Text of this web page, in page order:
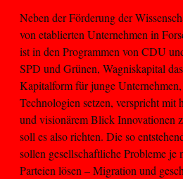
Neben der Förderung der
von etablierten Unternehmen in
ist in den Programmen von CDU
SPD und Grünen, Wagniskapital
Kapitalform für junge
Technologien setzen, verspricht mit
und visionärem Blick Innovationen
soll es also richten. Die so
sollen gesellschaftliche Probleme je
Parteien lösen – Migration und